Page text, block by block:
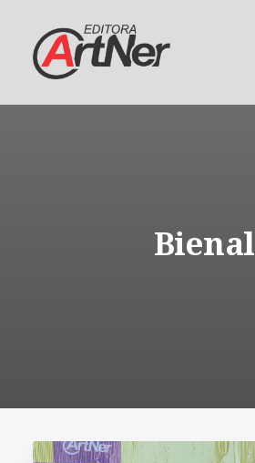
Bienal